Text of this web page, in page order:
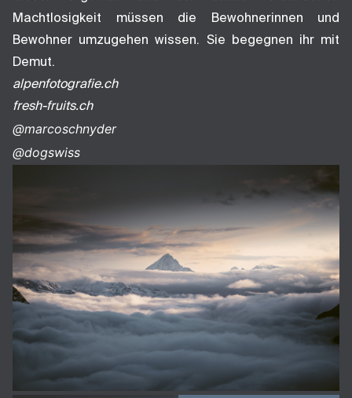
Machtlosigkeit müssen die Bewohnerinnen und
Bewohner umzugehen wissen. Sie begegnen ihr mit
Demut.
alpenfotografie.ch
fresh-fruits.ch
@marcoschnyder
@dogswiss